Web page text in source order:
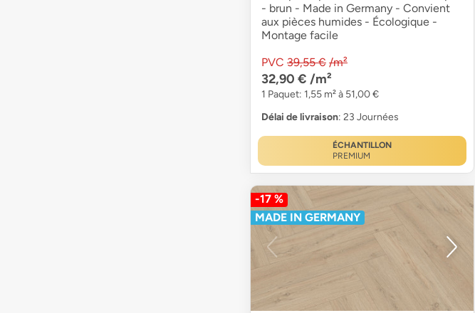
- brun - Made in Germany - Convient
aux pièces humides - Écologique -
Montage facile
PVC 39,55 € /m²
32,90 € /m²
1 Paquet: 1,55 m² à 51,00 €
Délai de livraison: 23 Journées
ÉCHANTILLON
PREMIUM
-17 %
MADE IN GERMANY